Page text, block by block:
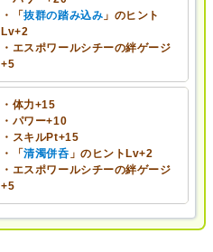
・「抜群の踏み込み 」のヒント
Lv+2
・エスポワールシチーの絆ゲージ
+5
・体力+15
・パワー+10
・スキルPt+15
・「清濁併呑 」のヒントLv+2
・エスポワールシチーの絆ゲージ
+5